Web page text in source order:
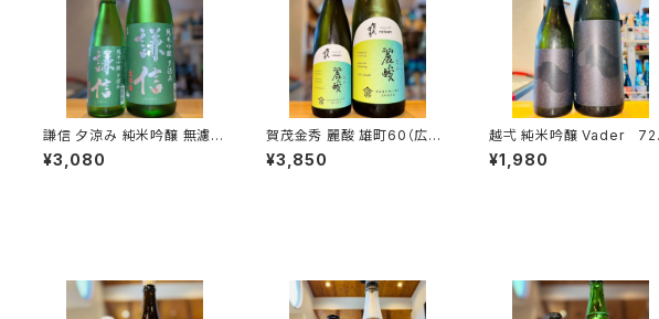
謙信 夕涼み 純米吟醸 無濾過
生 1800ml１本（池田屋酒造・
新潟県糸魚川市新鉄）
¥3,080
賀茂金秀 麗酸 雄町60（広島
限定）1800ml１本（金光酒
造・広島県東広島市黒瀬町）
¥3,850
越弌 純米吟醸 Vader 720
ml１本（株式会社越後鶴亀・
新潟県新潟市西蒲区竹野町）
¥1,980